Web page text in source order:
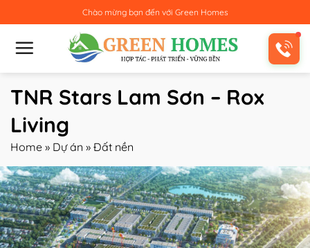
qua
Chào mừng bạn đến với Green Homes
TNR Stars Lam Sơn – Rox
Living
Home » Dự án » Đất nền